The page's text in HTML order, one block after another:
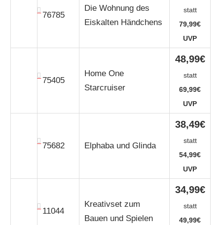
76785
Die Wohnung des
Eiskalten Händchens
statt
79,99€
UVP
75405
Home One
Starcruiser
48,99€
statt
69,99€
UVP
75682 Elphaba und Glinda
38,49€
statt
54,99€
UVP
11044
Kreativset zum
Bauen und Spielen
34,99€
statt
49,99€